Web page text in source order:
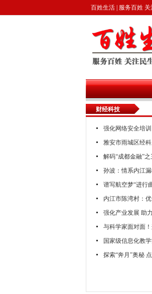
百姓生活 | 服务百姓 关
财经科技
强化网络安全培
雅安市雨城区经
解码“成都金融”
孙波：情系内江
谱写航空梦“进行
内江市陈湾村：
强化产业发展 助
与科学家面对面
国家级信息化教
探索“奔月”奥秘